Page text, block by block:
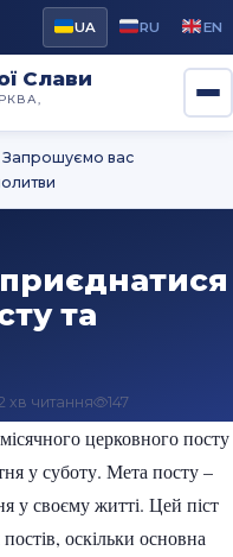
UA RU EN
Слави
Запрошуємо вас
та
хв читання 147
церковного посту
у суботу. Мета посту –
у своєму житті. Цей піст
оскільки основна